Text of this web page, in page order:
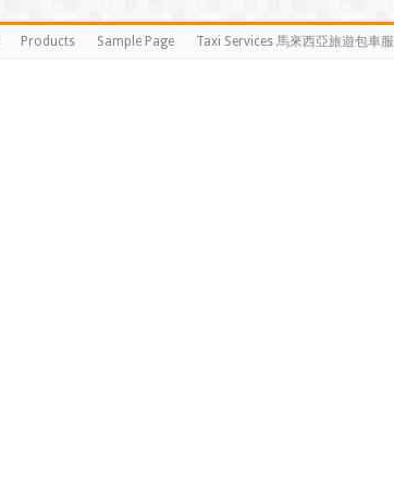
Products Sample Page Taxi Services 馬來西亞旅遊包車